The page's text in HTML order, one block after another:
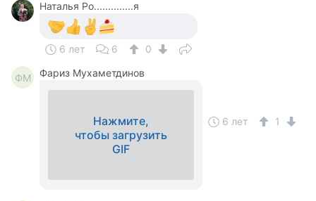
Наталья Ро..............я
6 лет 6 0
ФМ Фариз Мухаметдинов
Нажмите,
чтобы загрузить
GIF
6 лет 1